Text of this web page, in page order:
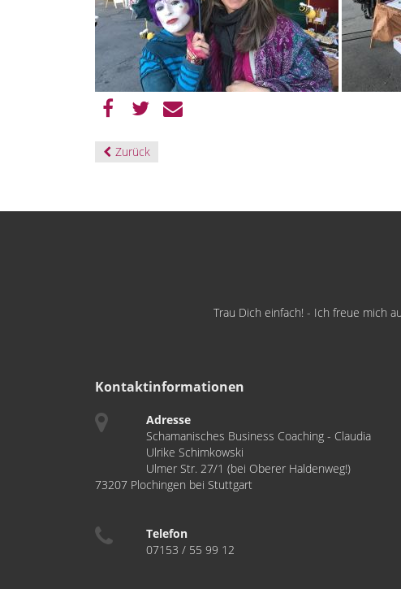
Zurück
Trau Dich einfach! - Ich freue mich
Kontaktinformationen
Adresse
Schamanisches Business Coaching - Claudia
Ulrike Schimkowski
Ulmer Str. 27/1 (bei Oberer Haldenweg!)
73207 Plochingen bei Stuttgart
Telefon
07153 / 55 99 12